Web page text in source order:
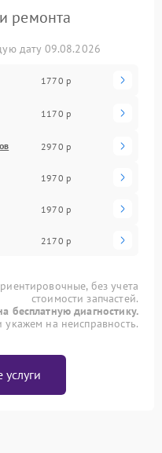
ремонта
дату 09.08.2026
1770 р
1170 р
2970 р
1970 р
1970 р
2170 р
без учета
стоимости запчастей.
бесплатную диагностику.
на неисправность.
услуги